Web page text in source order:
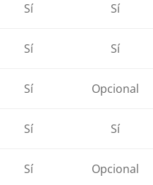
Sí Sí
Sí Sí
Sí Opcional
Sí Sí
Sí Opcional